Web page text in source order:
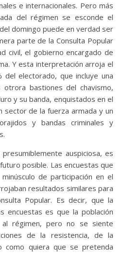
e internacionales. Pero más
del régimen se esconde el
domingo puede en verdad ser
parte de la Consulta Popular
civil, el gobierno encargado de
Y esta interpretación arroja el
electorado, que incluye una
bastiones del chavismo,
y su banda, enquistados en el
sector de la fuerza armada y un
y bandas criminales y
auspiciosa, es
posible. Las encuestas que
de participación en el
resultados similares para
Popular. Es decir, que la
encuestas es que la población
al régimen, pero no se siente
de la resistencia, de la
como quiera que se pretenda